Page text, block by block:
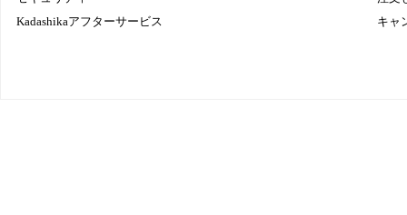
Kadashikaアフターサービス
キャ